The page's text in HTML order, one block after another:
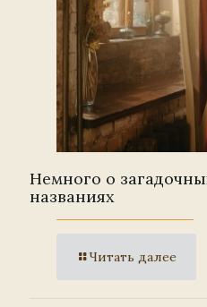
Немного о
названиях
Читать далее